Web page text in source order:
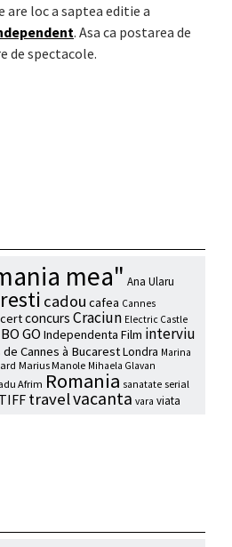
loc a saptea editie a
. Asa ca postarea de
de spectacole.
mea" Ana Ularu
cadou cafea Cannes
concurs Craciun Electric Castle
GO Independenta Film interviu
de Cannes à BucarestLondra Marina
Marius Manole Mihaela Glavan
Afrim Romania sanatate serial
TIFF travelvacanta vara viata